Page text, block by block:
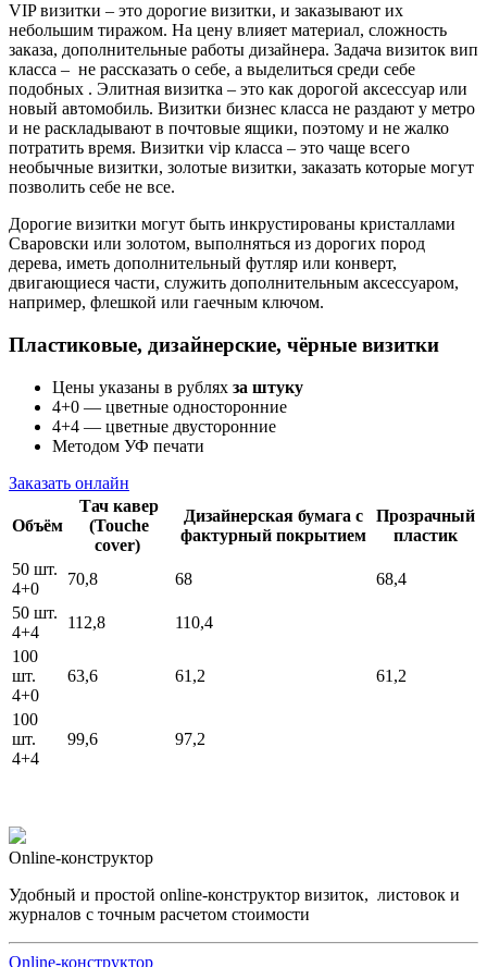
VIP визитки – это дорогие визитки, и заказывают их
небольшим тиражом. На цену влияет материал, сложность
заказа, дополнительные работы дизайнера. Задача визиток вип
класса – не рассказать о себе, а выделиться среди себе
подобных . Элитная визитка – это как дорогой аксессуар или
новый автомобиль. Визитки бизнес класса не раздают у метро
и не раскладывают в почтовые ящики, поэтому и не жалко
потратить время. Визитки vip класса – это чаще всего
необычные визитки, золотые визитки, заказать которые могут
позволить себе не все.
Дорогие визитки могут быть инкрустированы кристаллами
Сваровски или золотом, выполняться из дорогих пород
дерева, иметь дополнительный футляр или конверт,
двигающиеся части, служить дополнительным аксессуаром,
например, флешкой или гаечным ключом.
Пластиковые, дизайнерские, чёрные визитки
Цены указаны в рублях за штуку
4+0 — цветные односторонние
4+4 — цветные двусторонние
Методом УФ печати
Заказать онлайн
Объём
Тач кавер
(Touche
cover)
Дизайнерская бумага с
фактурный покрытием
Прозрачный
пластик
50 шт.
4+0
70,8 68
68,4
50 шт.
4+4
112,8
110,4
100
шт.
4+0
63,6 61,2 61,2
100
шт.
4+4
99,6 97,2
Online-конструктор
Удобный и простой online-конструктор визиток, листовок и
журналов с точным расчетом стоимости
Online-конструктор